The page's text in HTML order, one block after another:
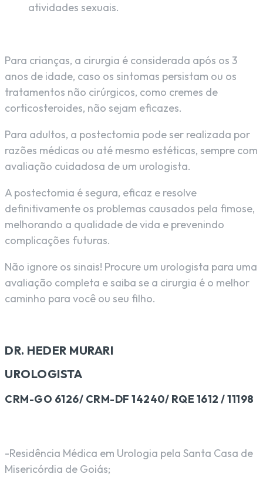
atividades sexuais.
Para crianças, a cirurgia é considerada após os 3
anos de idade, caso os sintomas persistam ou os
tratamentos não cirúrgicos, como cremes de
corticosteroides, não sejam eficazes.
Para adultos, a postectomia pode ser realizada por
razões médicas ou até mesmo estéticas, sempre com
avaliação cuidadosa de um urologista.
A postectomia é segura, eficaz e resolve
definitivamente os problemas causados pela fimose,
melhorando a qualidade de vida e prevenindo
complicações futuras.
Não ignore os sinais! Procure um urologista para uma
avaliação completa e saiba se a cirurgia é o melhor
caminho para você ou seu filho.
DR. HEDER MURARI
UROLOGISTA
CRM-GO 6126/ CRM-DF 14240/ RQE 1612 / 11198
-Residência Médica em Urologia pela Santa Casa de
Misericórdia de Goiás;